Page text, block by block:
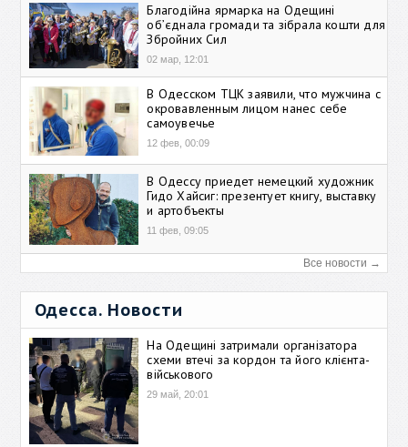
Благодійна ярмарка на Одещині
об’єднала громади та зібрала кошти для
Збройних Сил
02 мар, 12:01
В Одесском ТЦК заявили, что мужчина с
окровавленным лицом нанес себе
самоувечье
12 фев, 00:09
В Одессу приедет немецкий художник
Гидо Хайсиг: презентует книгу, выставку
и артобъекты
11 фев, 09:05
Все новости →
Одесса. Новости
На Одещині затримали організатора
схеми втечі за кордон та його клієнта-
військового
29 май, 20:01